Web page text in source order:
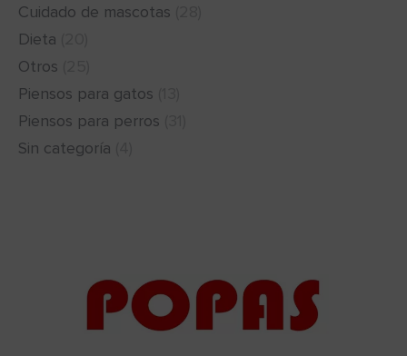
Cuidado de mascotas
Dieta
Otros
Piensos para gatos
Piensos para perros
Sin categoría